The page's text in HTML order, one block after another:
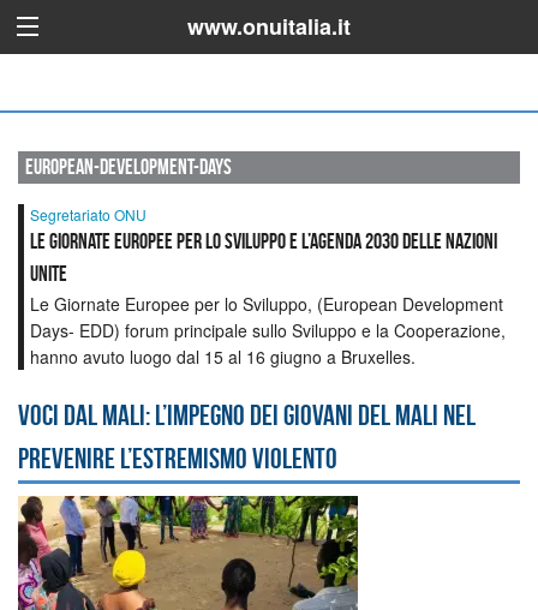
www.onuitalia.it
european-development-days
Segretariato ONU
Le Giornate Europee per lo Sviluppo e l’Agenda 2030 delle Nazioni
Unite
Le Giornate Europee per lo Sviluppo, (European Development
Days- EDD) forum principale sullo Sviluppo e la Cooperazione,
hanno avuto luogo dal 15 al 16 giugno a Bruxelles.
Voci dal Mali: l’impegno dei giovani del Mali nel
prevenire l’estremismo violento